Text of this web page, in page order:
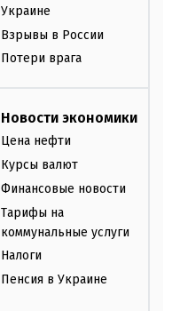
Украине
Взрывы в России
Потери врага
Новости экономики
Цена нефти
Курсы валют
Финансовые новости
Тарифы на
коммунальные услуги
Налоги
Пенсия в Украине